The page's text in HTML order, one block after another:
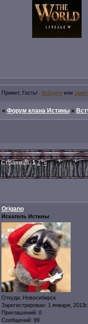
Привет, Гость! Войдите или
» Форум клана Истины »
Страница:1 2 »
Origano
Искатель Истины
Откуда: Новосибирск
Зарегистрирован: 1 января, 2013г.
Приглашений: 0
Сообщений: 99